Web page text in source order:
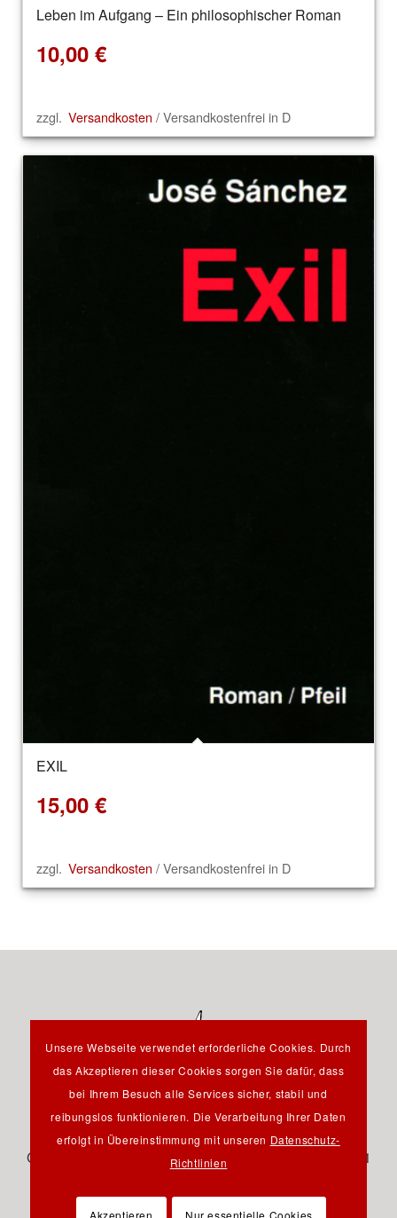
Leben im Aufgang – Ein philosophischer Roman
10,00 €
zzgl. Versandkosten / Versandkostenfrei in D
EXIL
15,00 €
zzgl. Versandkosten / Versandkostenfrei in D
Hauptstraße 12B - 85232 Bergkirchen OT Günding -
Germany - Tel.: +49 8131 61 46 590 - Fax: +49 8131 61
Unsere Webseite verwendet erforderliche Cookies. Durch
das Akzeptieren dieser Cookies sorgen Sie dafür, dass
bei Ihrem Besuch alle Services sicher, stabil und
reibungslos funktionieren. Die Verarbeitung Ihrer Daten
erfolgt in Übereinstimmung mit unseren Datenschutz-
Richtlinien
Akzeptieren Nur essentielle Cookies